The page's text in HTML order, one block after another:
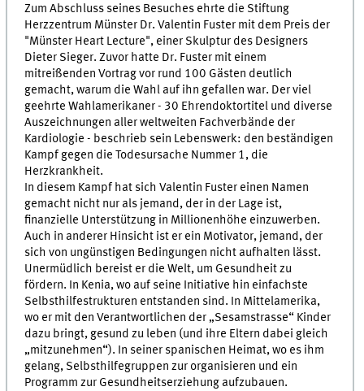
Zum Abschluss seines Besuches ehrte die Stiftung
Herzzentrum Münster Dr. Valentin Fuster mit dem Preis der
"Münster Heart Lecture", einer Skulptur des Designers
Dieter Sieger. Zuvor hatte Dr. Fuster mit einem
mitreißenden Vortrag vor rund 100 Gästen deutlich
gemacht, warum die Wahl auf ihn gefallen war. Der viel
geehrte Wahlamerikaner - 30 Ehrendoktortitel und diverse
Auszeichnungen aller weltweiten Fachverbände der
Kardiologie - beschrieb sein Lebenswerk: den beständigen
Kampf gegen die Todesursache Nummer 1, die
Herzkrankheit.
In diesem Kampf hat sich Valentin Fuster einen Namen
gemacht nicht nur als jemand, der in der Lage ist,
finanzielle Unterstützung in Millionenhöhe einzuwerben.
Auch in anderer Hinsicht ist er ein Motivator, jemand, der
sich von ungünstigen Bedingungen nicht aufhalten lässt.
Unermüdlich bereist er die Welt, um Gesundheit zu
fördern. In Kenia, wo auf seine Initiative hin einfachste
Selbsthilfestrukturen entstanden sind. In Mittelamerika,
wo er mit den Verantwortlichen der „Sesamstrasse“ Kinder
dazu bringt, gesund zu leben (und ihre Eltern dabei gleich
„mitzunehmen“). In seiner spanischen Heimat, wo es ihm
gelang, Selbsthilfegruppen zur organisieren und ein
Programm zur Gesundheitserziehung aufzubauen.